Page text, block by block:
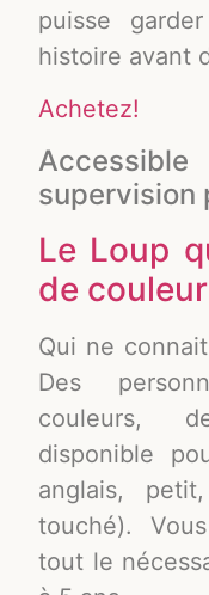
puisse
histoire avant
Achetez!
supervision
Le Loup
de couleur
Qui ne
Des
couleurs,
disponible
anglais,
touché).
tout le